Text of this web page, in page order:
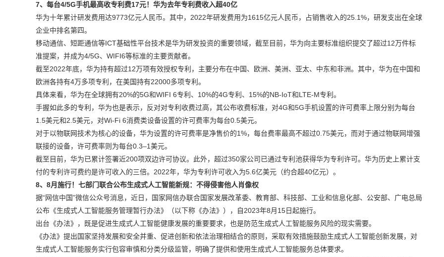
7、每台4/5G手机最高收专利费17元！华为去年专利费收入超40亿
华为十年累计研发费用达9773亿元人民币。其中，2022年研发费用为1615亿元人民币，占销售收入的25.1%，研发支出在全球
企业中排名第四。
移动通信、短距通信等ICT基础性平台技术是华为研发投资的重要领域，截至目前，华为向主要标准组织提交了超过12万件标
准提案，并成为4/5G、WIFI6等标准的主要贡献者。
截至2022年底，华为持有超过12万项有效授权专利，主要分布在中国、欧洲、美洲、亚太、中东和非洲。其中，华为在中国和
欧洲各持有4万多项专利，在美国持有22000多项专利。
具体来看，华为在全球拥有20%的5G和WIFI 6专利、10%的4G专利、15%的NB-IoT和LTE-M专利。
手握如此多的专利，华为也是表示，反对对专利收费过高，其公布收费标准，对4G和5G手机设置的许可费率上限分别为每台
1.5美元和2.5美元，对Wi-Fi 6消费类设备设置的许可费率为每台0.5美元。
对于以物联网技术为核心的设备，华为设置的许可费率是净售价的1%，每台费率最高不超过0.75美元，而对于通过物联网增强
联接的设备，许可费率则为每台0.3–1美元。
截至目前，华为已累计签署近200项双边许可协议。此外，超过350家公司已通过专利池获得华为专利许可。华为历史上累计支
付的专利许可费约是许可收入的三倍。2022年，华为专利许可收入为5.6亿美元（约合超40亿元）。
8、8月施行！七部门联合公布生成式人工智能新规：不得侵害他人肖像权
据“网信中国”微信公众号消息，近日，国家网信办联合国家发展改革委、教育部、科技部、工业和信息化部、公安部、广电总局
公布《生成式人工智能服务管理暂行办法》（以下称《办法》），自2023年8月15日起施行。
出台《办法》，既是促进生成式人工智能健康发展的重要要求，也是防范生成式人工智能服务风险的现实需要。
《办法》提出国家坚持发展和安全并重、促进创新和依法治理相结合的原则，采取有效措施鼓励生成式人工智能创新发展，对
生成式人工智能服务实行包容审慎和分类分级监管，明确了提供和使用生成式人工智能服务总体要求。